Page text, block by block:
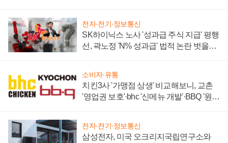
전자·전기·정보통신
SK하이닉스 노사 '성과급 주식 지급' 평행
선, 곽노정 'N% 성과급' 법적 논란 벗을지
소비자·유통
치킨3사 '가맹점 상생' 비교해보니, 교촌
'영업권 보호'·bhc '신메뉴 개발'·BBQ '원가
전자·전기·정보통신
삼성전자, 미국 오크리지국립연구소와